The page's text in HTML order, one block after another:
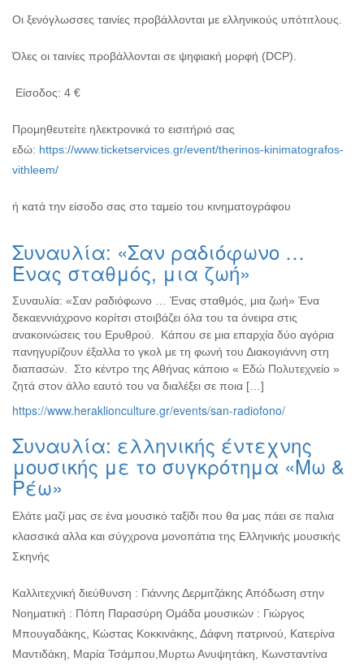
Οι ξενόγλωσσες ταινίες προβάλλονται με ελληνικούς υπότιτλους.
Όλες οι ταινίες προβάλλονται σε ψηφιακή μορφή (DCP).
Είσοδος: 4 €
Προμηθευτείτε ηλεκτρονικά το εισιτήριό σας
εδώ: https://www.ticketservices.gr/event/therinos-kinimatografos-
vithleem/
ή κατά την είσοδο σας στο ταμείο του κινηματογράφου
Συναυλία: «Σαν ραδιόφωνο …
Ένας σταθμός, μια ζωή»
Συναυλία: «Σαν ραδιόφωνο … Ένας σταθμός, μια ζωή» Ένα
δεκαεννιάχρονο κορίτσι στοιβάζει όλα του τα όνειρα στις
ανακοινώσεις του Ερυθρού. Κάπου σε μια επαρχία δύο αγόρια
πανηγυρίζουν έξαλλα το γκολ με τη φωνή του Διακογιάννη στη
διαπασών. Στο κέντρο της Αθήνας κάποιο « Εδώ Πολυτεχνείο »
ζητά στον άλλο εαυτό του να διαλέξει σε ποια […]
https://www.heraklionculture.gr/events/san-radiofono/
Συναυλία: ελληνικής έντεχνης
μουσικής με το συγκρότημα «Μω &
Ρέω»
Ελάτε μαζί μας σε ένα μουσικό ταξίδι που θα μας πάει σε παλια
κλασσικά αλλα και σύγχρονα μονοπάτια της Ελληνικής μουσικής
Σκηνής
Καλλιτεχνική διεύθυνση : Γιάννης Δερμιτζάκης Απόδωση στην
Νοηματική : Πόπη Παρασύρη Ομάδα μουσικών : Γιώργος
Μπουγαδάκης, Κώστας Κοκκινάκης, Δάφνη πατρινού, Κατερίνα
Μαντιδάκη, Μαρία Τσάμπου,Μυρτω Ανυψητάκη, Κωνσταντίνα